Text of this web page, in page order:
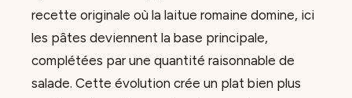
recette originale où la laitue romaine domine, ici
les pâtes deviennent la base principale,
complétées par une quantité raisonnable de
salade. Cette évolution crée un plat bien plus